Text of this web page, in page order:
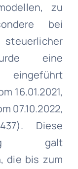
zu
bei
eine
eingeführt
16.01.2021,
07.10.2022,
Diese
galt
die bis zum